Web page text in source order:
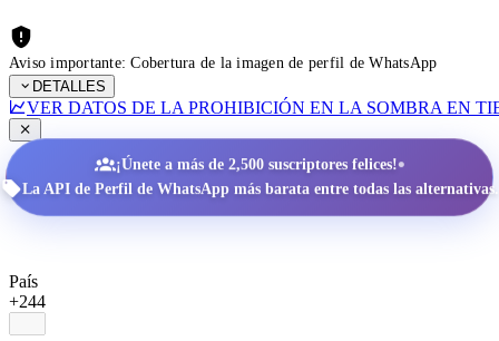
Aviso importante: Cobertura de la imagen de perfil de WhatsApp
DETALLES
VER DATOS DE LA PROHIBICIÓN EN LA SOMBRA EN
¡Únete a más de 2,500 suscriptores felices!•
La API de Perfil de WhatsApp más barata entre todas las alternativas.
País
+244